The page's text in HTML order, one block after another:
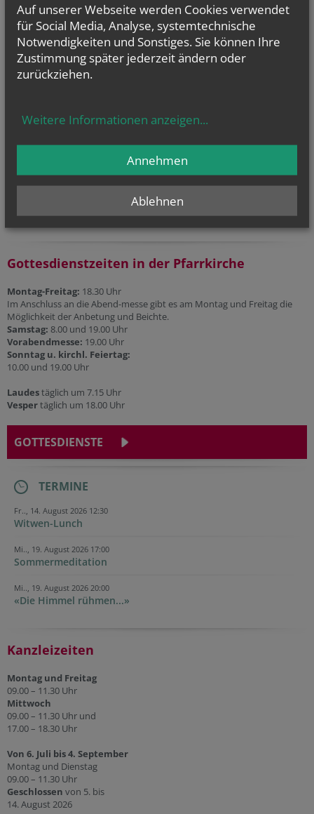
gottesdienst.at
Stundenbuch Online
(tägliche liturgische Texte)
Telefonseelsorge
Gesprächsinsel
0800 100 252 1
Gottesdienstzeiten in der Pfarrkirche
Montag-Freitag: 18.30 Uhr
Im Anschluss an die Abend-messe gibt es am Montag und Freitag die
Möglichkeit der Anbetung und Beichte.
Samstag: 8.00 und 19.00 Uhr
Vorabendmesse: 19.00 Uhr
Sonntag u. kirchl. Feiertag:
10.00 und 19.00 Uhr
Laudestäglich um 7.15 Uhr
Vespertäglich um 18.00 Uhr
GOTTESDIENSTE
TERMINE
Fr.., 14. August 2026 12:30
Witwen-Lunch
Mi.., 19. August 2026 17:00
Sommermeditation
Mi.., 19. August 2026 20:00
«Die Himmel rühmen...»
Kanzleizeiten
Montag und Freitag
09.00 – 11.30 Uhr
Mittwoch
09.00 – 11.30 Uhr und
17.00 – 18.30 Uhr
Von 6. Juli bis 4. September
Montag und Dienstag
09.00 – 11.30 Uhr
Geschlossen von 5. bis
14. August 2026
Auf unserer Webseite werden Cookies verwendet
für Social Media, Analyse, systemtechnische
Notwendigkeiten und Sonstiges. Sie können Ihre
Zustimmung später jederzeit ändern oder
zurückziehen.
Weitere Informationen anzeigen...
Ablehnen
Annehmen